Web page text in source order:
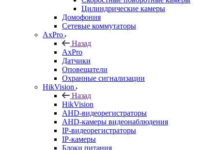
Цилиндрические камеры
Домофония
Сетевые коммутаторы
AxPro
Назад
AxPro
Датчики
Оповещатели
Охранные сигнализации
HikVision
Назад
HikVision
AHD-видеорегистраторы
AHD-камеры видеонаблюдения
IP-видеорегистраторы
IP-камеры
Блоки питания